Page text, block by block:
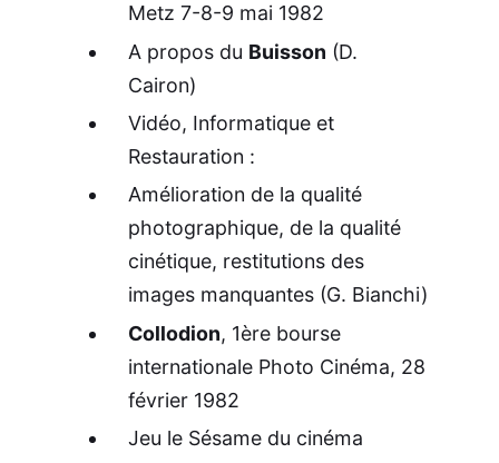
Metz 7-8-9 mai 1982
A propos du Buisson (D.
Cairon)
Vidéo, Informatique et
Restauration :
Amélioration de la qualité
photographique, de la qualité
cinétique, restitutions des
images manquantes (G. Bianchi)
Collodion, 1ère bourse
internationale Photo Cinéma, 28
février 1982
Jeu le Sésame du cinéma